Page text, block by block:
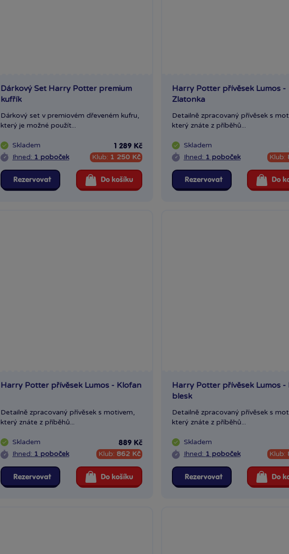
Dárkový Set Harry Potter premium
kufřík
Dárkový set v premiovém dřeveném kufru,
který je možné použít...
Skladem
Ihned: 1 poboček
1 289 Kč
Klub: 1 250 Kč
Rezervovat Do košíku
Harry Potter přívěsek Lumos -
Zlatonka
Detailně zpracovaný přívěsek s
který znáte z příběhů...
Skladem
Ihned: 1 poboček Klub:
Rezervovat Do
Harry Potter přívěsek Lumos - Klofan
Detailně zpracovaný přívěsek s motivem,
který znáte z příběhů...
Skladem
Ihned: 1 poboček
889 Kč
Klub: 862 Kč
Rezervovat Do košíku
Harry Potter přívěsek Lumos -
blesk
Detailně zpracovaný přívěsek s
který znáte z příběhů...
Skladem
Ihned: 1 poboček Klub:
Rezervovat Do